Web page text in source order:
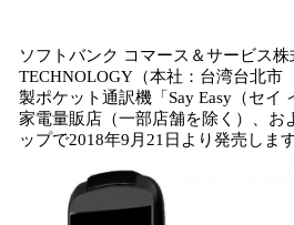
！
数
を
読
み
ソフトバンク コマース＆サービス
TECHNOLOGY（本社：台湾台北
製ポケット通訳機「Say Easy（セイ
家電量販店（一部店舗を除く）、お
ップで2018年9月21日より発売します